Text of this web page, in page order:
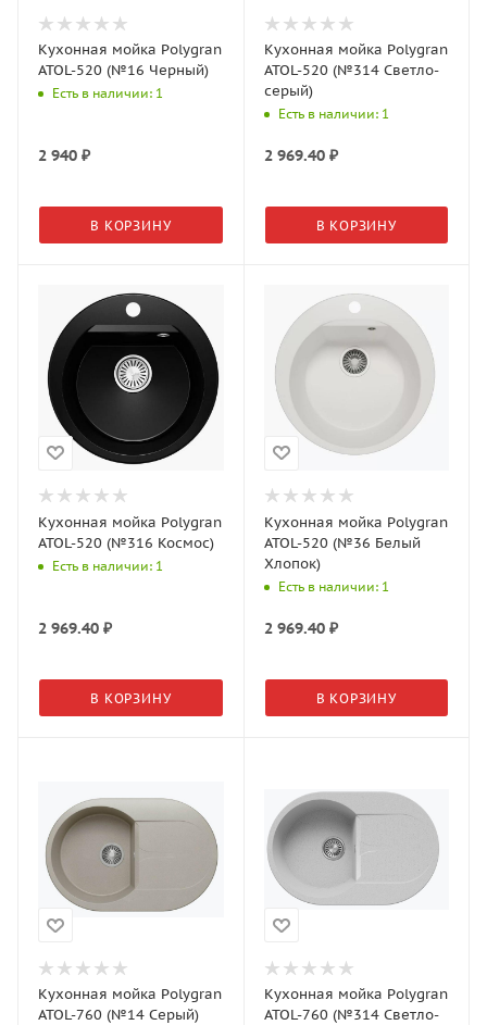
Кухонная мойка Polygran
ATOL-520 (№16 Черный)
Есть в наличии: 1
2 940 ₽
В КОРЗИНУ
Кухонная мойка Polygran
ATOL-520 (№314 Светло-
серый)
Есть в наличии: 1
2 969.40₽
В КОРЗИНУ
Кухонная мойка Polygran
ATOL-520 (№316 Космос)
Есть в наличии: 1
2 969.40 ₽
В КОРЗИНУ
Кухонная мойка Polygran
ATOL-520 (№36 Белый
Хлопок)
Есть в наличии: 1
2 969.40₽
В КОРЗИНУ
Кухонная мойка Polygran
ATOL-760 (№14 Серый)
Кухонная мойка Polygran
ATOL-760 (№314 Светло-